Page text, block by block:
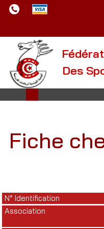
Des
Fiche
N° Identification
Association